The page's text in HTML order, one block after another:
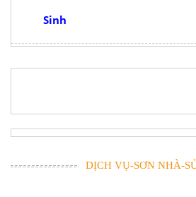
Sinh
DỊCH VỤ-SƠN NHÀ-